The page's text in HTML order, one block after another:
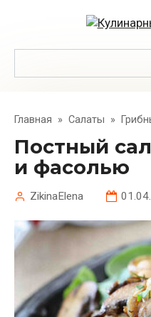
Главная » Салаты »
Постный салат с грибами
и фасолью
ZikinaElena